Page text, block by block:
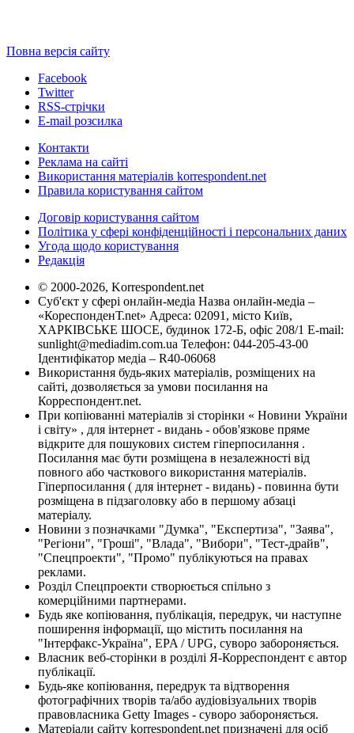
Повна версія сайту
Facebook
Twitter
RSS-стрічки
E-mail розсилка
Контакти
Реклама на сайті
Використання матеріалів korrespondent.net
Правила користування сайтом
Договір користування сайтом
Політика у сфері конфіденційності і персональних даних
Угода щодо користування
Редакція
© 2000-2026, Korrespondent.net
Суб'єкт у сфері онлайн-медіа Назва онлайн-медіа –
«КореспонденТ.net» Адреса: 02091, місто Київ,
ХАРКІВСЬКЕ ШОСЕ, будинок 172-Б, офіс 208/1 E-mail:
sunlight@mediadim.com.ua Телефон: 044-205-43-00
Ідентифікатор медіа – R40-06068
Використання будь-яких матеріалів, розміщених на
сайті, дозволяється за умови посилання на
Корреспондент.net.
При копіюванні матеріалів зі сторінки « Новини України
і світу» , для інтернет - видань - обов'язкове пряме
відкрите для пошукових систем гіперпосилання .
Посилання має бути розміщена в незалежності від
повного або часткового використання матеріалів.
Гіперпосилання ( для інтернет - видань) - повинна бути
розміщена в підзаголовку або в першому абзаці
матеріалу.
Новини з позначками "Думка", "Експертиза", "Заява",
"Регіони", "Гроші", "Влада", "Вибори", "Тест-драйв",
"Спецпроекти", "Промо" публікуються на правах
реклами.
Розділ Спецпроекти створюється спільно з
комерційними партнерами.
Будь яке копіювання, публікація, передрук, чи наступне
поширення інформації, що містить посилання на
"Інтерфакс-Україна", EPA / UPG, суворо забороняється.
Власник веб-сторінки в розділі Я-Корреспондент є автор
публікації.
Будь-яке копіювання, передрук та відтворення
фотографічних творів та/або аудіовізуальних творів
правовласника Getty Images - суворо забороняється.
Матеріали сайту korrespondent.net призначені для осіб